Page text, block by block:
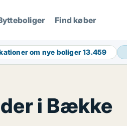
Find køber
om nye boliger13.459
i Bække